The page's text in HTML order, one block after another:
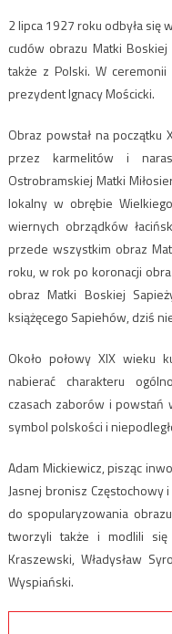
2 lipca 1927 roku odbyła się
cudów obrazu Matki
także z Polski. W ceremonii
prezydent Ignacy Mościcki.
Obraz powstał na początku
przez karmelitów i
Ostrobramskiej Matki
lokalny w obrębie
wiernych obrządków
przede wszystkim obraz
roku, w rok po koronacji
obraz Matki Boskiej
książęcego Sapiehów, dziś
Około połowy XIX wieku
nabierać charakteru
czasach zaborów i powstań
symbol polskości i
Adam Mickiewicz, pisząc
Jasnej bronisz Częstochowy
do spopularyzowania
tworzyli także i modlili się
Kraszewski, Władysław
Wyspiański.